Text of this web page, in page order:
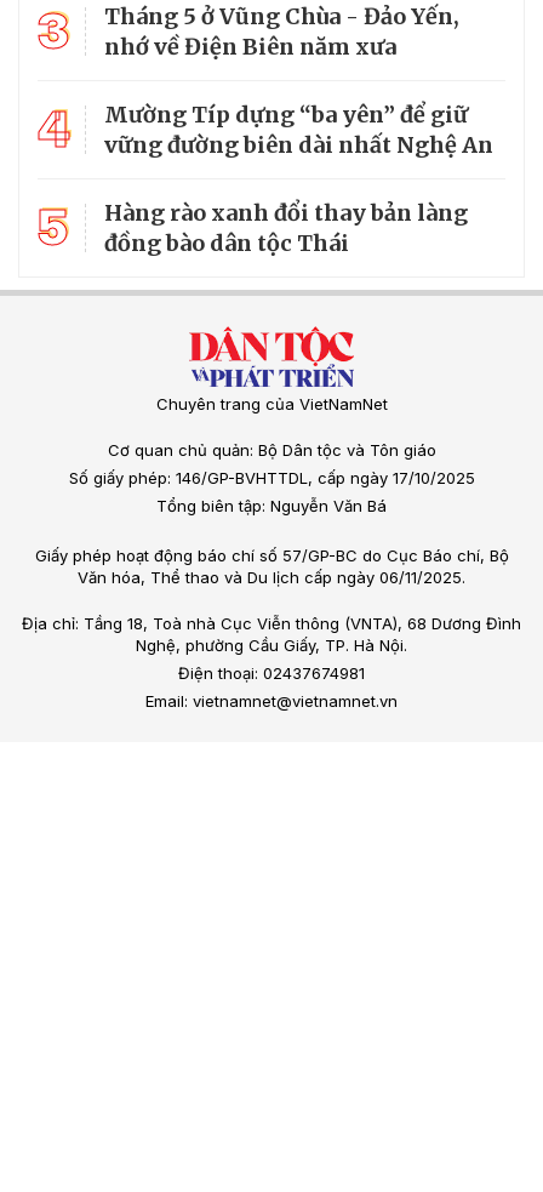
3
Tháng 5 ở Vũng Chùa - Đảo Yến,
nhớ về Điện Biên năm xưa
4
Mường Típ dựng “ba yên” để giữ
vững đường biên dài nhất Nghệ An
5
Hàng rào xanh đổi thay bản làng
đồng bào dân tộc Thái
Chuyên trang của VietNamNet
Cơ quan chủ quản: Bộ Dân tộc và Tôn giáo
Số giấy phép: 146/GP-BVHTTDL, cấp ngày 17/10/2025
Tổng biên tập: Nguyễn Văn Bá
Giấy phép hoạt động báo chí số 57/GP-BC do Cục Báo chí, Bộ
Văn hóa, Thể thao và Du lịch cấp ngày 06/11/2025.
Địa chỉ: Tầng 18, Toà nhà Cục Viễn thông (VNTA), 68 Dương Đình
Nghệ, phường Cầu Giấy, TP. Hà Nội.
Điện thoại: 02437674981
Email: vietnamnet@vietnamnet.vn